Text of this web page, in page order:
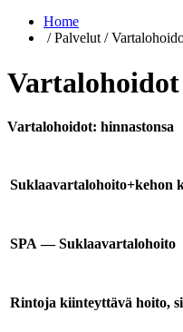
Home
/ Palvelut /
Vartalohoidot
Vartalohoidot: hinnastonsa
Suklaavartalohoito+kehon
SPA — Suklaavartalohoito
Rintoja kiinteyttävä hoito,